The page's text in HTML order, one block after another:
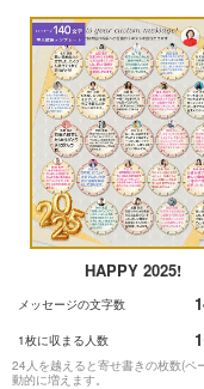
HAPPY 2025!
メッセージの文字数
1枚に収まる人数
24人を越えると寄せ書きの枚数(ペ
動的に増えます。